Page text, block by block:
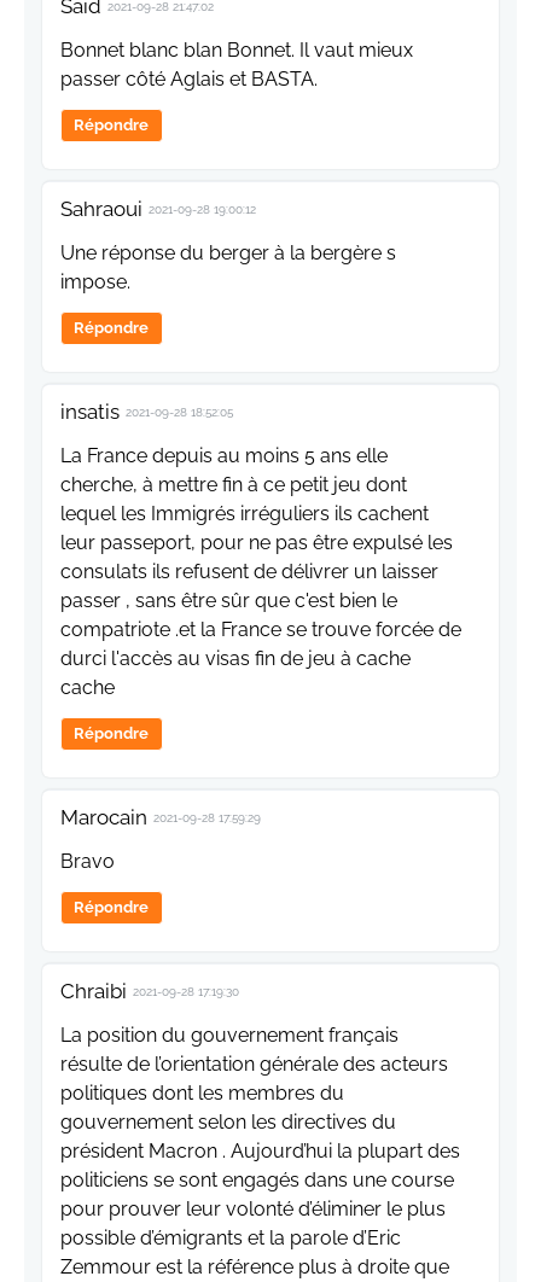
Saïd 2021-09-28 21:47:02
Bonnet blanc blan Bonnet. Il vaut mieux
passer côté Aglais et BASTA.
Répondre
Sahraoui 2021-09-28 19:00:12
Une réponse du berger à la bergère s
impose.
Répondre
insatis 2021-09-28 18:52:05
La France depuis au moins 5 ans elle
cherche, à mettre fin à ce petit jeu dont
lequel les Immigrés irréguliers ils cachent
leur passeport, pour ne pas être expulsé les
consulats ils refusent de délivrer un laisser
passer , sans être sûr que c'est bien le
compatriote .et la France se trouve forcée de
durci l'accès au visas fin de jeu à cache
cache
Répondre
Marocain 2021-09-28 17:59:29
Bravo
Répondre
Chraibi 2021-09-28 17:19:30
La position du gouvernement français
résulte de l’orientation générale des acteurs
politiques dont les membres du
gouvernement selon les directives du
président Macron . Aujourd’hui la plupart des
politiciens se sont engagés dans une course
pour prouver leur volonté d’éliminer le plus
possible d’émigrants et la parole d’Eric
Zemmour est la référence plus à droite que